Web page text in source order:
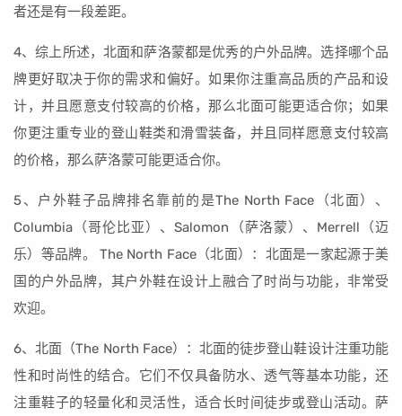
者还是有一段差距。
4、综上所述，北面和萨洛蒙都是优秀的户外品牌。选择哪个品
牌更好取决于你的需求和偏好。如果你注重高品质的产品和设
计，并且愿意支付较高的价格，那么北面可能更适合你；如果
你更注重专业的登山鞋类和滑雪装备，并且同样愿意支付较高
的价格，那么萨洛蒙可能更适合你。
5、户外鞋子品牌排名靠前的是The North Face（北面）、
Columbia（哥伦比亚）、Salomon（萨洛蒙）、Merrell（迈
乐）等品牌。 The North Face（北面）：北面是一家起源于美
国的户外品牌，其户外鞋在设计上融合了时尚与功能，非常受
欢迎。
6、北面（The North Face）：北面的徒步登山鞋设计注重功能
性和时尚性的结合。它们不仅具备防水、透气等基本功能，还
注重鞋子的轻量化和灵活性，适合长时间徒步或登山活动。萨